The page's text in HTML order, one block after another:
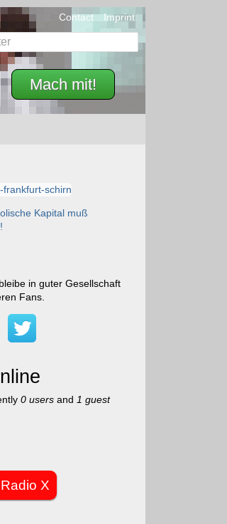
Mach mit!
Contact Imprint
Kapital muß
in guter Gesellschaft
Fans.
0 usersand 1 guest
X